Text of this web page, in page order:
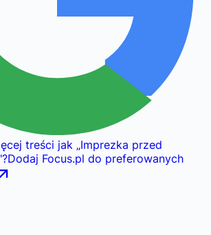
treści jak „Imprezka przed
?Dodaj Focus.pl do preferowanych